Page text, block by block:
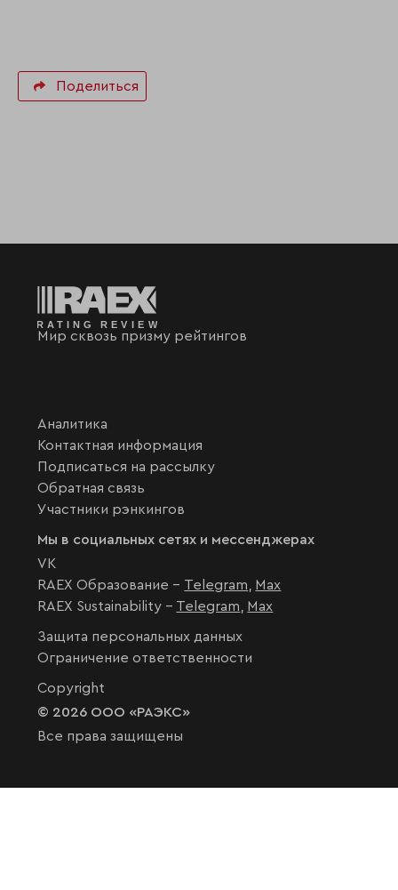
Поделиться
Мир сквозь призму рейтингов
Аналитика
Контактная информация
Подписаться на рассылку
Обратная связь
Участники рэнкингов
Мы в социальных сетях и мессенджерах
VK
RAEX Образование – Telegram, Max
RAEX Sustainability – Telegram, Max
Защита персональных данных
Ограничение ответственности
Copyright
© 2026 ООО «РАЭКС»
Все права защищены